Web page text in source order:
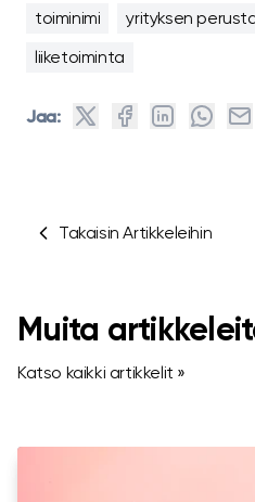
toiminimi yrityksen
liiketoiminta
Jaa:
Takaisin Artikkeleihin
Muita
Katso kaikki artikkelit »